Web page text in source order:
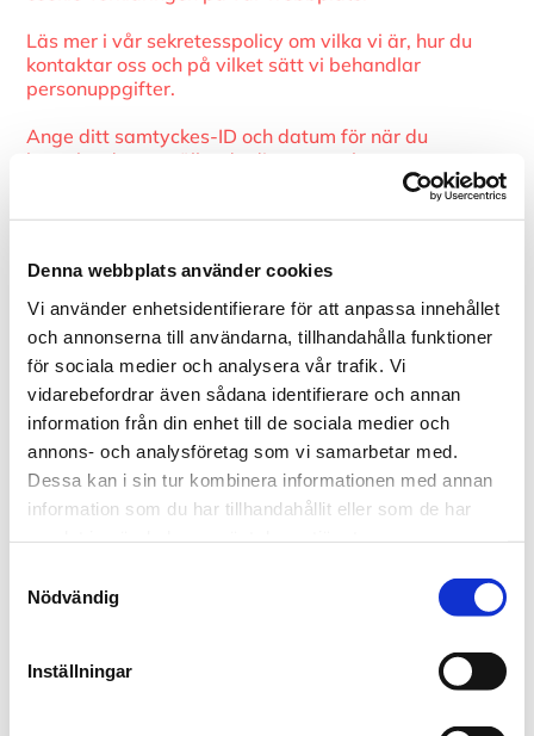
Denna webbplats använder cookies
Vi använder enhetsidentifierare för att anpassa innehållet
och annonserna till användarna, tillhandahålla funktioner
för sociala medier och analysera vår trafik. Vi
vidarebefordrar även sådana identifierare och annan
information från din enhet till de sociala medier och
annons- och analysföretag som vi samarbetar med.
Dessa kan i sin tur kombinera informationen med annan
information som du har tillhandahållit eller som de har
Nödvändig
Inställningar
Läs mer i vår sekretesspolicy om vilka vi är, hur du
kontaktar oss och på vilket sätt vi behandlar
personuppgifter.
Ange ditt samtyckes-ID och datum för när du
kontaktade oss gällande ditt samtycke.
www.leabbyggplat.se
Ditt nuvarande tillstånd: Avvisa.
Cookie-deklaration uppdaterades senast 12/07/2026
av Cookiebot:
Nödvändig (1)
Nödvändiga cookies låter dig använda
webbplatsen genom att aktivera grundläggande
funktioner, såsom sidnavigering och åtkomst till
säkra områden på webbplatsen. Webbplatsen
fungerar inte korrekt utan dessa cookies.
Namn
Maximal
lagringstid
sent